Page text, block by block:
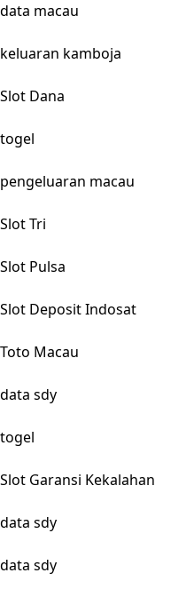
data macau
keluaran kamboja
Slot Dana
togel
pengeluaran macau
Slot Tri
Slot Pulsa
Slot Deposit Indosat
Toto Macau
data sdy
togel
Slot Garansi Kekalahan
data sdy
data sdy